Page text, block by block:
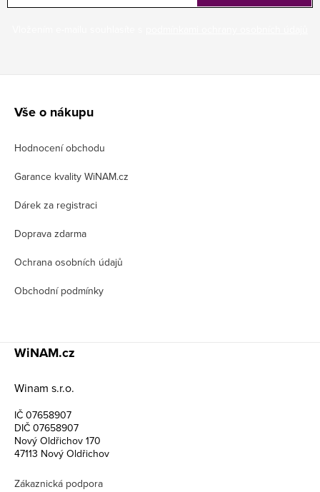
Vše o nákupu
Hodnocení obchodu
Garance kvality WiNAM.cz
Dárek za registraci
Doprava zdarma
Ochrana osobních údajů
Obchodní podmínky
WiNAM.cz
Winam s.r.o.
IČ 07658907
DIČ 07658907
Nový Oldřichov 170
47113 Nový Oldřichov
Zákaznická podpora